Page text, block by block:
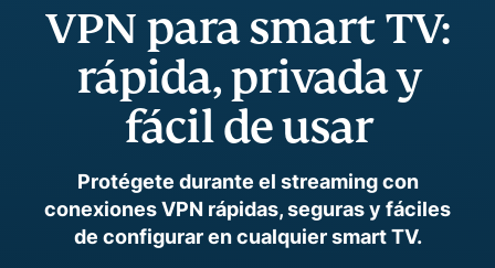
VPN para smart TV:
rápida, privada y
fácil de usar
Protégete durante el streaming con
conexiones VPN rápidas, seguras y fáciles
de configurar en cualquier smart TV.